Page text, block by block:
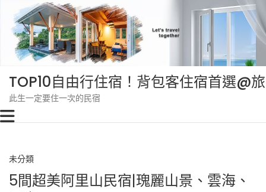
content
TOP10自由行住宿！背包客住宿首選@
此生一定要住一次的民宿
未分類
5間超美阿里山民宿|瑰麗山景、雲海、